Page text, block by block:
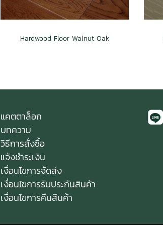
Hardwood Floor Walnut Oak
แคตตาล็อก
บทความ
วิธีการสั่งซื้อ
แจ้งชำระเงิน
เงื่อนไขการจัดส่ง
เงื่อนไขการรับประกันสินค้า
เงื่อนไขการคืนสินค้า